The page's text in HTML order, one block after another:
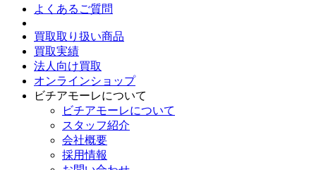
よくあるご質問
買取取り扱い商品
買取実績
法人向け買取
オンラインショップ
ビチアモーレについて
ビチアモーレについて
スタッフ紹介
会社概要
採用情報